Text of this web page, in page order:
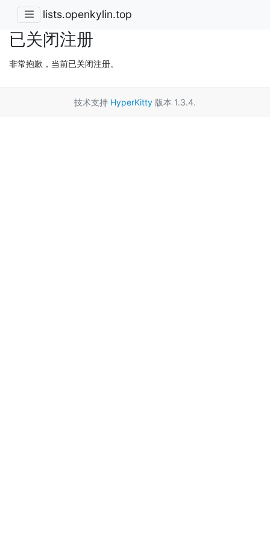
lists.openkylin.top
已关闭注册
非常抱歉，当前已关闭注册。
技术支持 HyperKitty 版本 1.3.4.